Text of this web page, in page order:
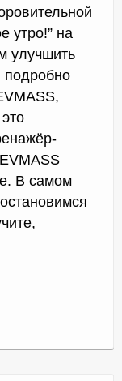
утро!” на
улучшить
подробно
В самом